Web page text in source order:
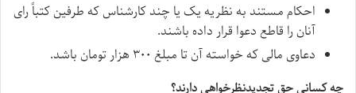
احکام مستند به نظریه یک یا چند کارشناس که طرفین کتباً رای
آنان را قاطع دعوا قرار داده باشند.
دعاوی مالی که خواسته آن تا مبلغ ۳۰۰ هزار تومان باشد.
چه کسانی حق تجدیدنظرخواهی دارند؟